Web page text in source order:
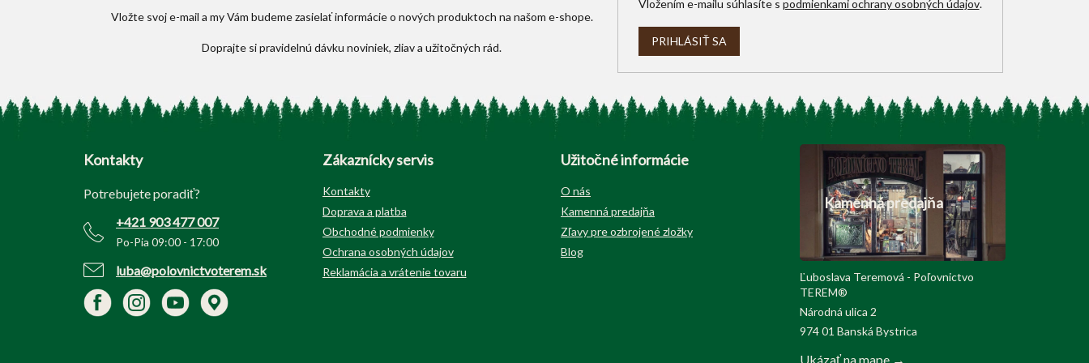
Vložte svoj e-mail a my Vám budeme zasielať informácie o nových produktoch na našom e-shope.
Vložením e-mailu súhlasíte s podmienkami ochrany osobných údajov.
PRIHLÁSIŤ SA
Z
Kontakty
Potrebujete poradiť?
+421 903 477 007
Po-Pia 09:00 - 17:00
luba@polovnictvoterem.sk
Zákaznícky servis
Kontakty
Doprava a platba
Obchodné podmienky
Ochrana osobných údajov
Reklamácia a vrátenie tovaru
Užitočné informácie
O nás
Kamenná predajňa
Zľavy pre ozbrojené zložky
Blog
Kamenná predajňa
Ľuboslava Teremová - Poľovnictvo
TEREM®
Národná ulica 2
974 01 Banská Bystrica
Ukázať na mape →